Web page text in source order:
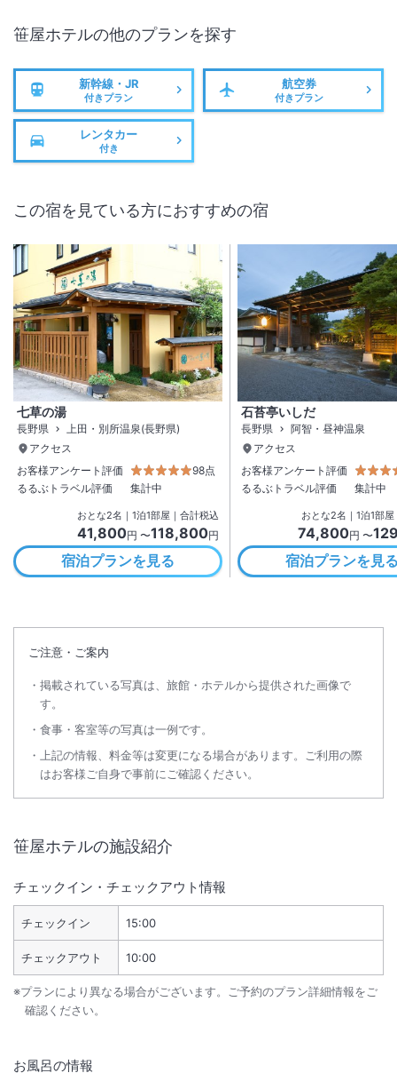
笹屋ホテルの他のプランを探す
新幹線・JR
付きプラン
航空券
付きプラン
レンタカー
付き
この宿を見ている方におすすめの宿
七草の湯
長野県
上田・別所温泉(長野県)
アクセス
お客様アンケート評価
98点
るるぶトラベル評価
集計中
おとな2名 ｜ 1泊1部屋｜合計税込
41,800円 〜118,800円
宿泊プランを見る
石苔亭いしだ
長野県
阿智・昼神温泉
アクセス
お客様アンケート評価
るるぶトラベル評価
集計中
おとな2名 ｜ 1泊1部屋
74,800円 〜
宿泊プランを見
ご注意・ご案内
掲載されている写真は、旅館・ホテルから提供された画像で
す。
食事・客室等の写真は一例です。
上記の情報、料金等は変更になる場合があります。ご利用の際
はお客様ご自身で事前にご確認ください。
笹屋ホテルの施設紹介
チェックイン・チェックアウト情報
チェックイン 15:00
チェックアウト 10:00
※プランにより異なる場合がございます。ご予約のプラン詳細情報をご
確認ください。
お風呂の情報